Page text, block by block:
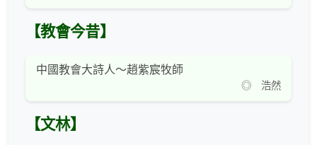
【教會今昔】
中國教會大詩人～趙紫宸牧師
◎ 浩然
【文林】